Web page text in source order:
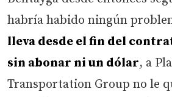
habría habido ningún
lleva desde el fin del
sin abonar ni un dólar, a
Transportation Group no le